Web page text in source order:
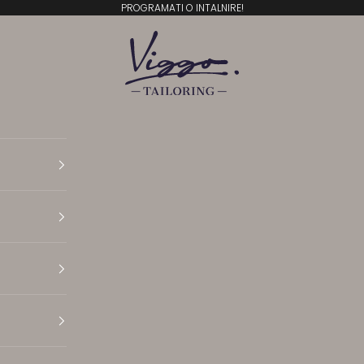
PROGRAMATI O INTALNIRE!
Viggo Tailoring
Translation missing: ro.general.accessibility.open
Translation missing: ro.general.accessibility.open
Translation missing: ro.general.accessibility.open
Translation missing: ro.general.accessibility.open